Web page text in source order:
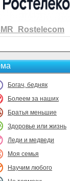
Богач, бедняк
Болеем за наших
Братья меньшие
Здоровье или жизнь
Леди и медведи
Моя семья
Научим любого